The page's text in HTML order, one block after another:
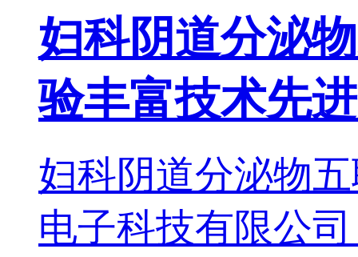
妇科阴道分泌
验丰富技术先
妇科阴道分泌物五
电子科技有限公司